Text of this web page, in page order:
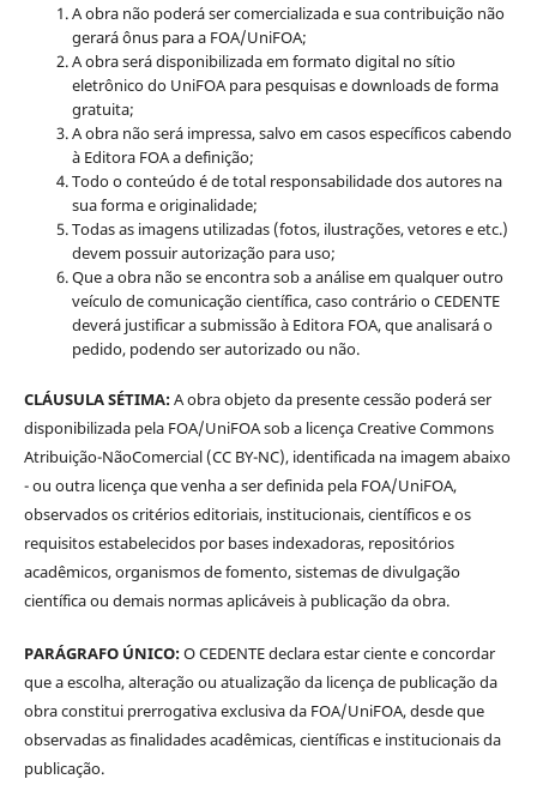
A obra não poderá ser comercializada e sua contribuição não
gerará ônus para a FOA/UniFOA;
A obra será disponibilizada em formato digital no sítio
eletrônico do UniFOA para pesquisas e downloads de forma
gratuita;
A obra não será impressa, salvo em casos específicos cabendo
à Editora FOA a definição;
Todo o conteúdo é de total responsabilidade dos autores na
sua forma e originalidade;
Todas as imagens utilizadas (fotos, ilustrações, vetores e etc.)
devem possuir autorização para uso;
Que a obra não se encontra sob a análise em qualquer outro
veículo de comunicação científica, caso contrário o CEDENTE
deverá justificar a submissão à Editora FOA, que analisará o
pedido, podendo ser autorizado ou não.
CLÁUSULA SÉTIMA:A obra objeto da presente cessão poderá ser
disponibilizada pela FOA/UniFOA sob a licença Creative Commons
Atribuição-NãoComercial (CC BY-NC), identificada na imagem abaixo
- ou outra licença que venha a ser definida pela FOA/UniFOA,
observados os critérios editoriais, institucionais, científicos e os
requisitos estabelecidos por bases indexadoras, repositórios
acadêmicos, organismos de fomento, sistemas de divulgação
científica ou demais normas aplicáveis à publicação da obra.
PARÁGRAFO ÚNICO:O CEDENTE declara estar ciente e concordar
que a escolha, alteração ou atualização da licença de publicação da
obra constitui prerrogativa exclusiva da FOA/UniFOA, desde que
observadas as finalidades acadêmicas, científicas e institucionais da
publicação.